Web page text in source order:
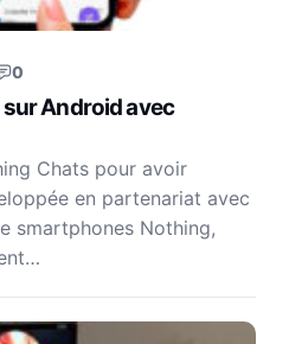
0
Android avec
Chats pour avoir
en partenariat avec
smartphones Nothing,